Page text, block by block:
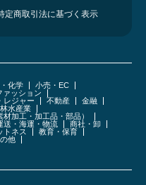
定商取引法に基づく表示
化学
小売・EC
ァッション
レジャー 不動産
金融
水産業
加工・加工品・部品）
送・海運・物流
商社・卸
トネス
教育・保育
他